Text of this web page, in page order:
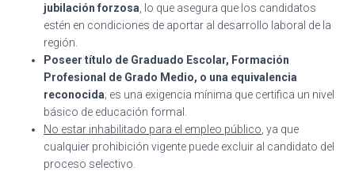
jubilación forzosa , lo que asegura que los candidatos
estén en condiciones de aportar al desarrollo laboral de la
región.
Poseer título de Graduado Escolar, Formación
Profesional de Grado Medio, o una equivalencia
reconocida; es una exigencia mínima que certifica un nivel
básico de educación formal.
No estar inhabilitado para el empleo público , ya que
cualquier prohibición vigente puede excluir al candidato del
proceso selectivo.